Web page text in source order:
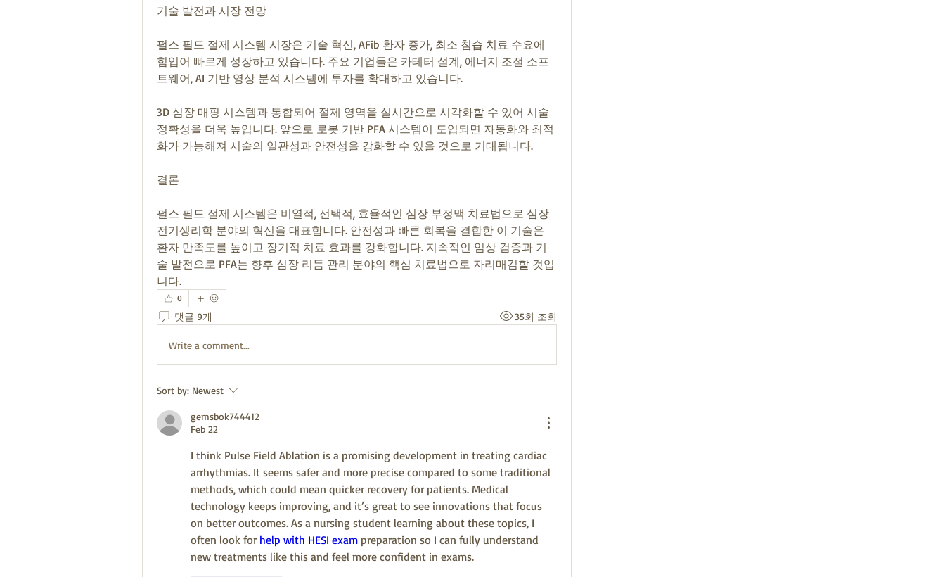
기술 발전과 시장 전망
펄스 필드 절제 시스템 시장은 기술 혁신, AFib 환자 증가, 최소 침습 치료 수요에
힘입어 빠르게 성장하고 있습니다. 주요 기업들은 카테터 설계, 에너지 조절 소프
트웨어, AI 기반 영상 분석 시스템에 투자를 확대하고 있습니다.
3D 심장 매핑 시스템과 통합되어 절제 영역을 실시간으로 시각화할 수 있어 시술
정확성을 더욱 높입니다. 앞으로 로봇 기반 PFA 시스템이 도입되면 자동화와 최적
화가 가능해져 시술의 일관성과 안전성을 강화할 수 있을 것으로 기대됩니다.
결론
펄스 필드 절제 시스템은 비열적, 선택적, 효율적인 심장 부정맥 치료법으로 심장
전기생리학 분야의 혁신을 대표합니다. 안전성과 빠른 회복을 결합한 이 기술은
환자 만족도를 높이고 장기적 치료 효과를 강화합니다. 지속적인 임상 검증과 기
술 발전으로 PFA는 향후 심장 리듬 관리 분야의 핵심 치료법으로 자리매김할 것입
니다.
0
댓글 9개 35회 조회
Write a comment...
Sort by: Newest
gemsbok744412
Feb 22
I think Pulse Field Ablation is a promising development in treating cardiac
arrhythmias. It seems safer and more precise compared to some traditional
methods, which could mean quicker recovery for patients. Medical
technology keeps improving, and it’s great to see innovations that focus
on better outcomes. As a nursing student learning about these topics, I
often look for help with HESI exam preparation so I can fully understand
new treatments like this and feel more confident in exams.